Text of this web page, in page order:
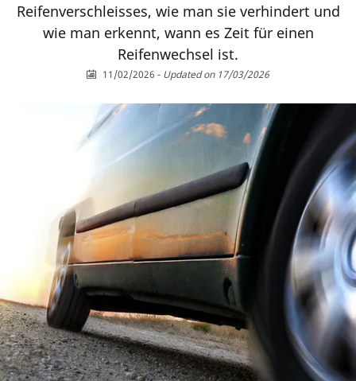
Reifenverschleisses, wie man sie verhindert und
wie man erkennt, wann es Zeit für einen
Reifenwechsel ist.
11/02/2026 - Updated on 17/03/2026